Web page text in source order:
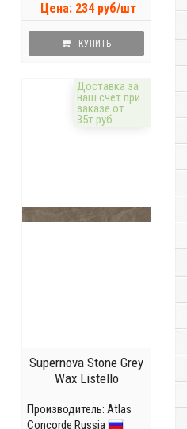
Цена: 234 руб/шт
КУПИТЬ
Доставка за
наш счёт при
заказе от
35т.руб
Supernova Stone Grey
Wax Listello
Производитель: Atlas
Concorde Russia